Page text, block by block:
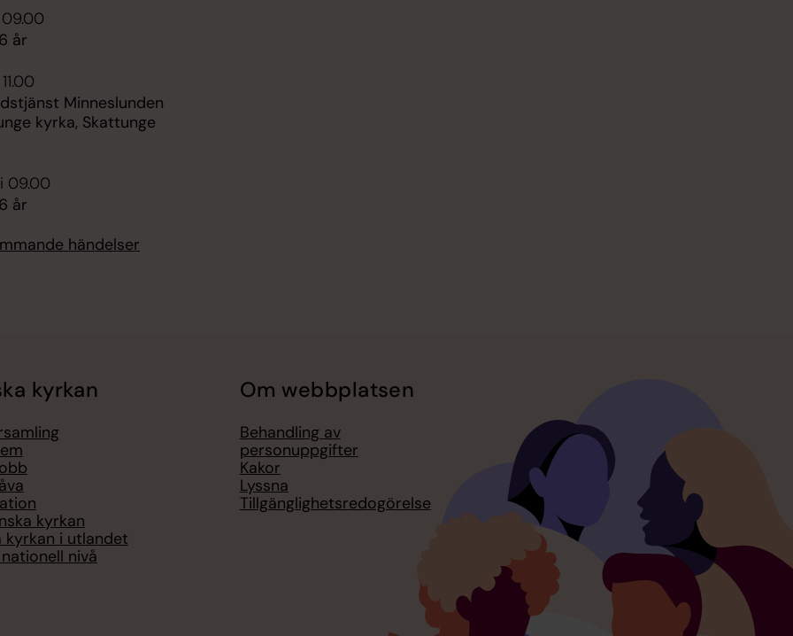
år
Minneslunden
kyrka, Skattunge
09.00
år
händelser
kyrkan
kyrkan
kyrkan i utlandet
nivå
Om webbplatsen
Behandling av
personuppgifter
Kakor
Lyssna
Tillgänglighetsredogörelse